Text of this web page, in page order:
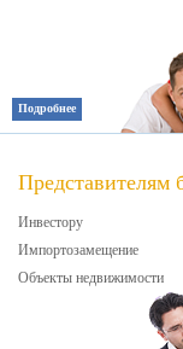
Подробнее
Представителям
Инвестору
Импортозамещение
Объекты недвижимости